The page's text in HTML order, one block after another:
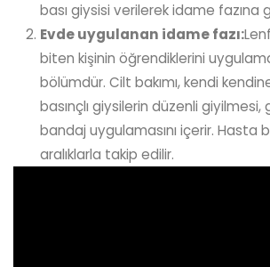
bası giysisi verilerek idame fazına
Evde uygulanan idame fazı:
biten kişinin öğrendiklerini
bölümdür. Cilt bakımı, kendi
basınçlı giysilerin düzenli
bandaj uygulamasını içerir. Hasta
aralıklarla takip edilir.